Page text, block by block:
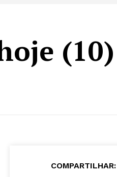
(10)
COMPARTILHAR: